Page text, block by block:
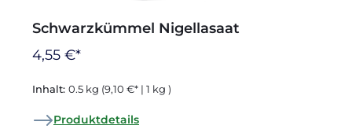
Schwarzkümmel Nigellasaat
4,55 €*
Inhalt: 0.5 kg (9,10 €* | 1 kg )
Produktdetails